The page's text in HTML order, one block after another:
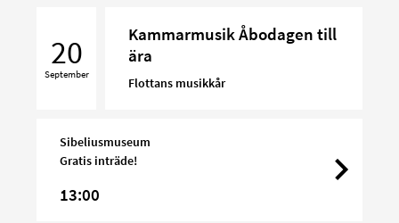
ära
20
September
Kammarmusik Åbodagen till
ära
Flottans musikkår
Sibeliusmuseum
Gratis inträde!
13:00